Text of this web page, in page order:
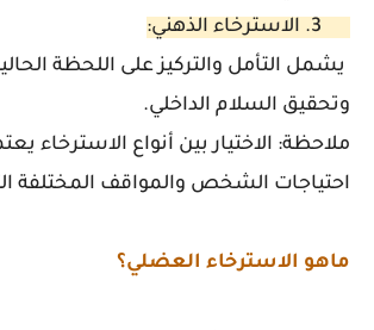
يشمل التأمل والتركيز على اللحظة
وتحقيق السلام الداخلي.
ملاحظة: الاختيار بين أنواع الاسترخاء
احتياجات الشخص والمواقف المختلفة
ماهو الاسترخاء العضلي؟